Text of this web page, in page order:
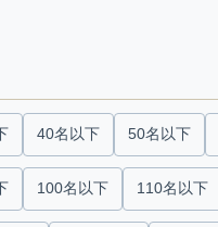
40名以下 50名以下
100名以下 110名以下